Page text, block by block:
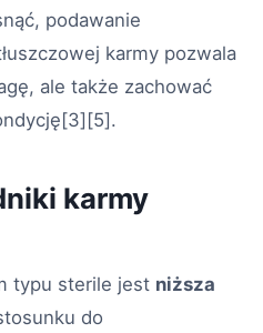
podawanie
karmy pozwala
ale także zachować
[3][5].
karmy
typu sterile jest niższa
do